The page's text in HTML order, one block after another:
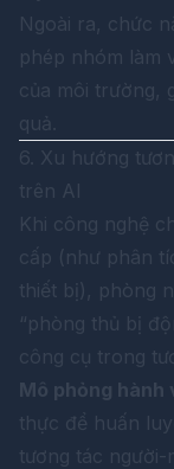
Ngoài ra, chức
phép nhóm làm
của môi trường,
quả.
6. Xu hướng
trên AI
Khi công nghệ
cấp (như phân
thiết bị), phòng
“phòng thủ bị
công cụ trong
Mô phỏng hành
thực để huấn
tương tác